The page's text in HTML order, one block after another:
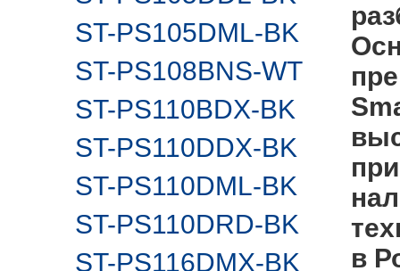
ST-PS105DML-BK
ST-PS108BNS-WT
ST-PS110BDX-BK
ST-PS110DDX-BK
ST-PS110DML-BK
ST-PS110DRD-BK
ST-PS116DMX-BK
в